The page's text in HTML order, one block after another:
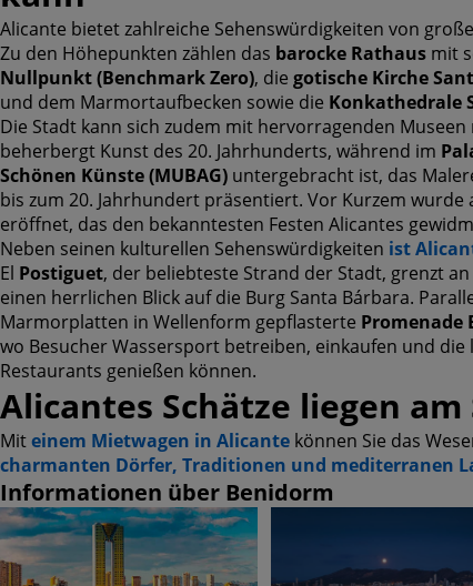
Alicante bietet zahlreiche Sehenswürdigkeiten von
Zu den Höhepunkten zählen das barocke Rathaus mit
Nullpunkt (Benchmark Zero), die gotische Kirche
und dem Marmortaufbecken sowie die Konkathedrale
Die Stadt kann sich zudem mit hervorragenden Museen
beherbergt Kunst des 20. Jahrhunderts, während im
Schönen Künste (MUBAG) untergebracht ist, das
bis zum 20. Jahrhundert präsentiert. Vor Kurzem wurde
eröffnet, das den bekanntesten Festen Alicantes
Neben seinen kulturellen Sehenswürdigkeiten ist
El Postiguet, der beliebteste Strand der Stadt, grenzt
einen herrlichen Blick auf die Burg Santa Bárbara.
Marmorplatten in Wellenform gepflasterte Promenade
wo Besucher Wassersport betreiben, einkaufen und
Restaurants genießen können.
Alicantes Schätze liegen
Miteinem Mietwagen in Alicante können Sie das
charmanten Dörfer, Traditionen und mediterranen
Informationen über Benidorm